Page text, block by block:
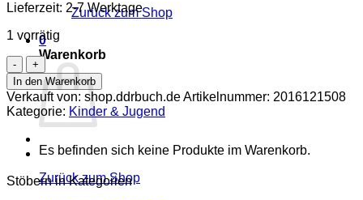
Zurück zum Shop
0
Warenkorb
Es befinden sich keine Produkte im Warenkorb.
Zurück zum Shop
Lieferzeit: 2-7 Werktage
1 vorrätig
Der
Mann
mit
dem
traurigen
Birnengesicht
Menge
In den Warenkorb
Verkauft von: shop.ddrbuch.deArtikelnummer: 2016121508
Kategorie: Kinder & Jugend
Stöbern in Kategorien